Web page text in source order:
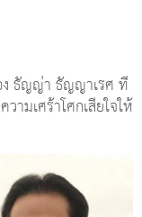
ง ธัญญ่า ธัญญาเรศ ที่
ามเศร้าโศกเสียใจให้